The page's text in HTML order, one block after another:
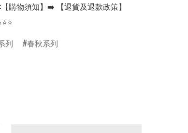
購物須知】➡️ 【退貨及退款政策】
列 春秋系列